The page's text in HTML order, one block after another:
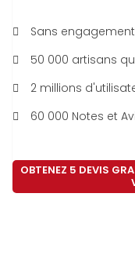
Sans
50 000 artisans
2 millions
60 000 Notes et
OBTENEZ 5 DEVIS